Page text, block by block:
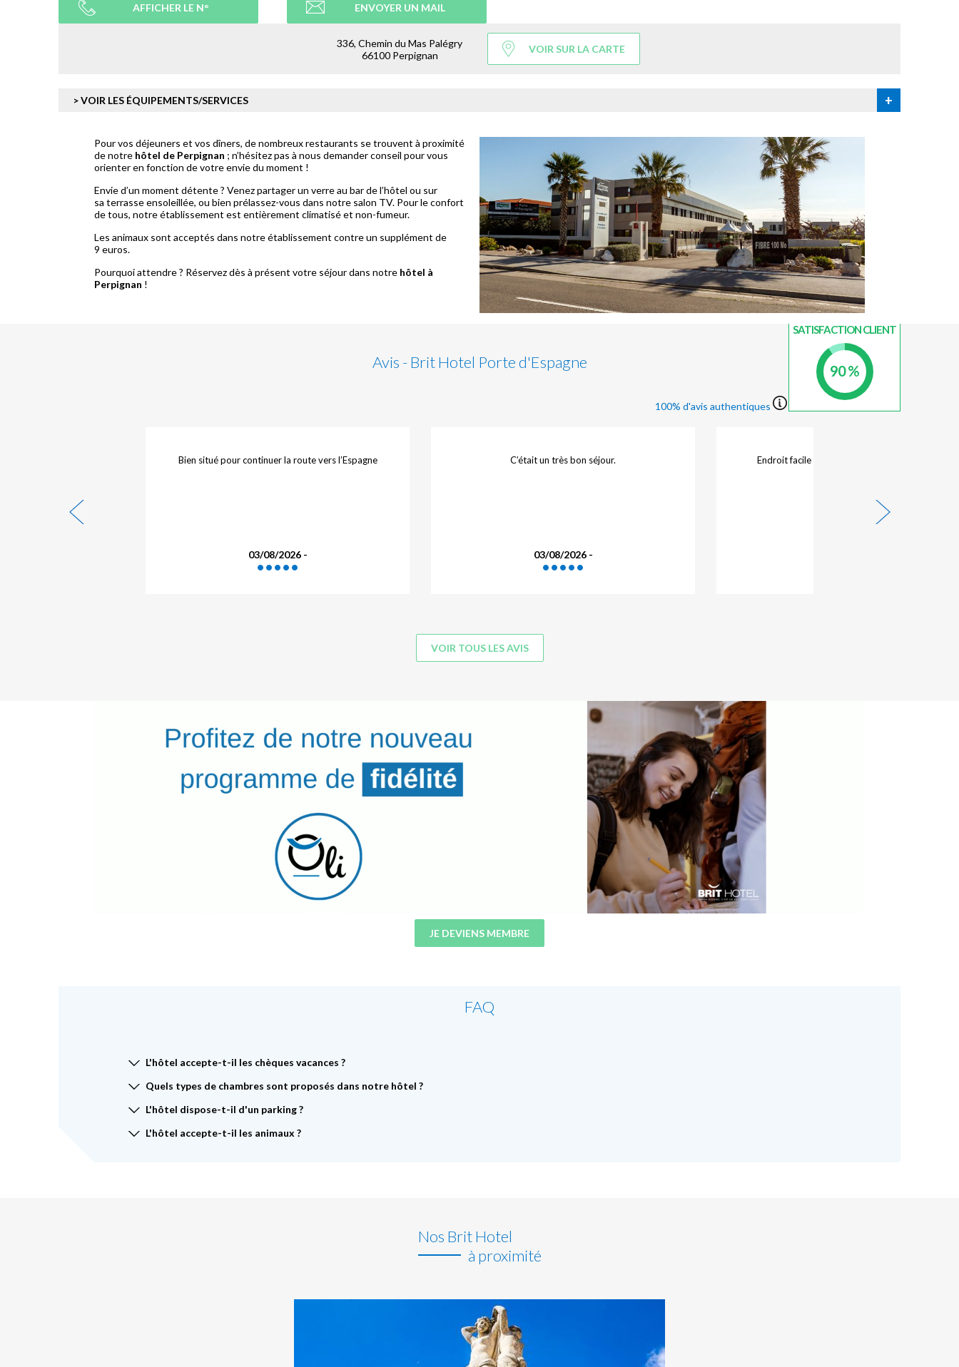
AFFICHER LE N° ENVOYER UN MAIL
336, Chemin du Mas Palégry
66100 Perpignan
VOIR SUR LA CARTE
> VOIR LES ÉQUIPEMENTS/SERVICES +
Pour vos déjeuners et vos dîners, de nombreux restaurants se trouvent à proximité
de notre hôtel de Perpignan ; n’hésitez pas à nous demander conseil pour vous
orienter en fonction de votre envie du moment !
Envie d’un moment détente ? Venez partager un verre au bar de l’hôtel ou sur
sa terrasse ensoleillée, ou bien prélassez-vous dans notre salon TV. Pour le confort
de tous, notre établissement est entièrement climatisé et non-fumeur.
Les animaux sont acceptés dans notre établissement contre un supplément de
9 euros.
Pourquoi attendre ? Réservez dès à présent votre séjour dans notre hôtel à
Perpignan !
Avis - Brit Hotel Porte d'Espagne
100% d'avis authentiques
INDICE DE
SATISFACTION CLIENT
90 %
Bien situé pour continuer la route vers l’Espagne C’était un très bon séjour. Endroit facile d accès . Personnel accueillant.
VOIR TOUS LES AVIS
JE DEVIENS MEMBRE
FAQ
L'hôtel accepte-t-il les chèques vacances ?
Quels types de chambres sont proposés dans notre hôtel ?
L'hôtel dispose-t-il d'un parking ?
L'hôtel accepte-t-il les animaux ?
Nos Brit Hotel
à proximité